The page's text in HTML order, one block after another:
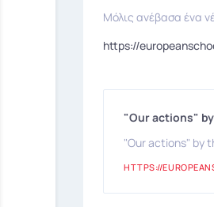
Μόλις ανέβασα ένα
https://
"Our actions"
"Our actions" by
HTTPS://